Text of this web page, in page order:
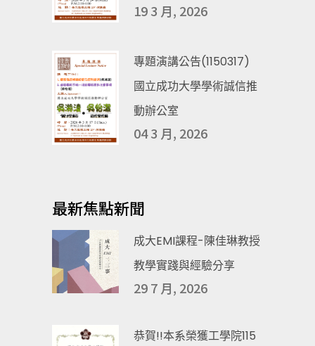
19 3 月, 2026
專題演講公告(1150317)
國立成功大學學術誠信推
動辦公室
04 3 月, 2026
最新焦點新聞
成大EMI課程-陳佳琳教授
教學實踐與經驗分享
29 7 月, 2026
恭賀!!本系榮獲工學院115